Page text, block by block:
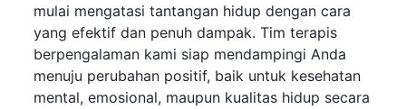
mulai mengatasi tantangan hidup dengan cara
yang efektif dan penuh dampak. Tim terapis
berpengalaman kami siap mendampingi Anda
menuju perubahan positif, baik untuk kesehatan
mental, emosional, maupun kualitas hidup secara